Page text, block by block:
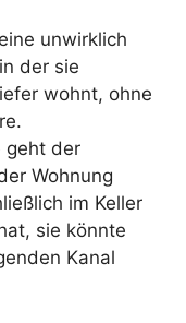
unwirklich
der sie
wohnt, ohne
geht der
Wohnung
im Keller
sie könnte
Kanal